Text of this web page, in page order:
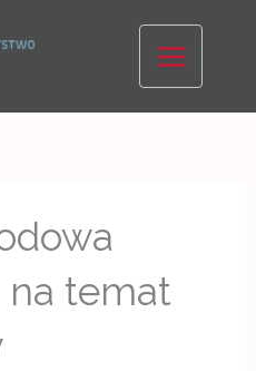
na temat